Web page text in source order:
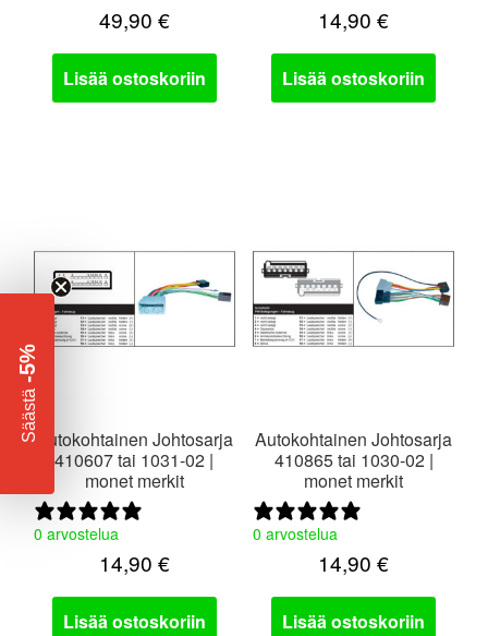
49,90 €
Lisää ostoskoriin
14,90€
Lisää ostoskoriin
Autokohtainen Johtosarja
410607 tai 1031-02 |
monet merkit
0 arvostelua
14,90 €
Lisää ostoskoriin
Autokohtainen Johtosarja
410865 tai 1030-02 |
monet merkit
0 arvostelua
14,90€
Lisää ostoskoriin
Säästä
-5%